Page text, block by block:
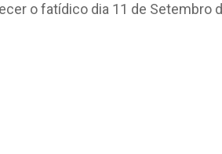
o fatídico dia 11 de Setembro